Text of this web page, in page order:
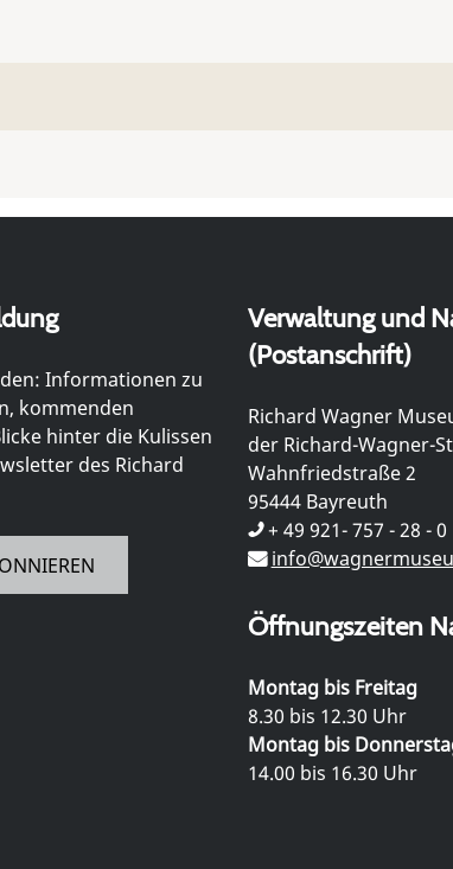
Informationen zu
kommenden
hinter die Kulissen
des Richard
Verwaltung und
(Postanschrift)
Richard Wagner
der Richard-Wagner-
Wahnfriedstraße 2
95444 Bayreuth
+ 49 921- 757 - 28 - 0
Öffnungszeiten
Montag bis Freitag
8.30 bis 12.30 Uhr
Montag bis
14.00 bis 16.30 Uhr